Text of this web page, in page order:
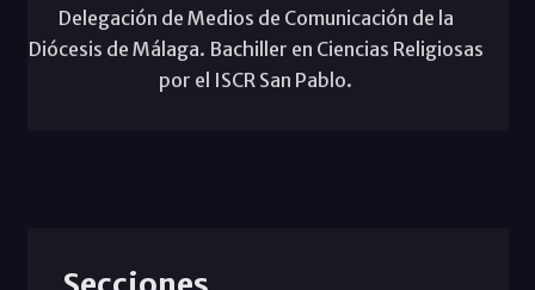
Delegación de Medios de Comunicación de la
Diócesis de Málaga. Bachiller en Ciencias Religiosas
por el ISCR San Pablo.